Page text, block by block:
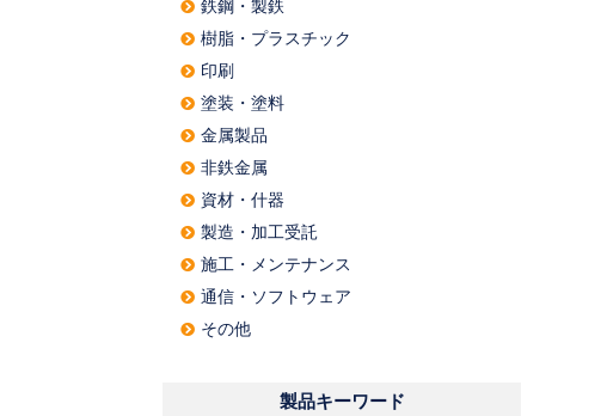
鉄鋼・製鉄
樹脂・プラスチック
印刷
塗装・塗料
金属製品
非鉄金属
資材・什器
製造・加工受託
施工・メンテナンス
通信・ソフトウェア
その他
製品キーワード